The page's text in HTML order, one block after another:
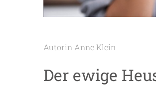
Autorin Anne Klein
Der ewige